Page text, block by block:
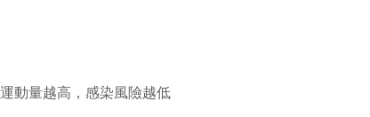
動量越高，感染風險越低